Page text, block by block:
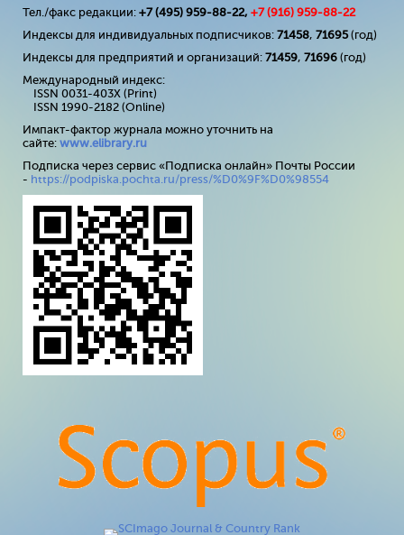
Тел./факс редакции: +7 (495) 959-88-22, +7 (916) 959-88-22
Индексы для индивидуальных подписчиков: 71458, 71695(год)
Индексы для предприятий и организаций: 71459, 71696 (год)
Международный индекс:
ISSN 0031-403X (Print)
ISSN 1990-2182 (Online)
Импакт-фактор журнала можно уточнить на
сайте: www.elibrary.ru
Подписка через сервис «Подписка онлайн» Почты России
- https://podpiska.pochta.ru/press/%D0%9F%D0%98554